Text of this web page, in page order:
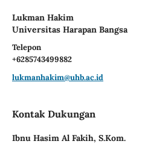
Lukman Hakim
Universitas Harapan Bangsa
Telepon
+6285743499882
lukmanhakim@uhb.ac.id
Kontak Dukungan
Ibnu Hasim Al Fakih, S.Kom.